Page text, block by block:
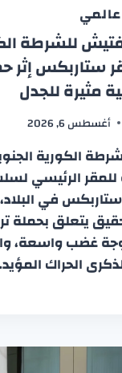
للشرطة
ستاربكس إثر
مثيرة للجدل
أغسطس 6, 2026
الكورية
الرئيسي
في
يتعلق بحملة
غضب واسعة،
الحراك